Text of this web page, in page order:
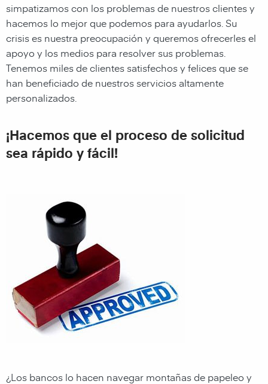
simpatizamos con los problemas de nuestros clientes y
hacemos lo mejor que podemos para ayudarlos. Su
crisis es nuestra preocupación y queremos ofrecerles el
apoyo y los medios para resolver sus problemas.
Tenemos miles de clientes satisfechos y felices que se
han beneficiado de nuestros servicios altamente
personalizados.
¡Hacemos que el proceso de solicitud
sea rápido y fácil!
¿Los bancos lo hacen navegar montañas de papeleo y